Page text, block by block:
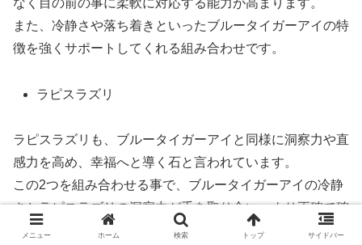
また、冷静さや落ち着きといったブルータイガーアイの特
徴を強くサポートしてくれる組み合わせです。
ラピスラズリ
ラピスラズリも、ブルータイガーアイと同様に洞察力や直
感力を高め、幸福へと導く石と言われています。
この2つを組み合わせる事で、ブルータイガーアイの冷静
さとラピスラズリの洞察力が手を取り合い、より正確で確
実な判断を下せる効果があります。
メニュー ホーム 検索 トップ サイドバー